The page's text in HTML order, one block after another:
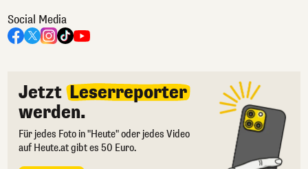
Social Media
Jetzt Leserreporter
werden.
Für jedes Foto in "Heute" oder jedes Video
auf Heute.at gibt es 50 Euro.